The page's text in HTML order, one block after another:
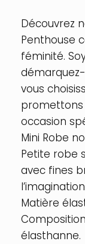
Noir
Découvrez
Penthouse
féminité.
vous
promettons
occasion
Mini Robe
Petite robe
avec fines
l’imagination
Matière
élasthanne.